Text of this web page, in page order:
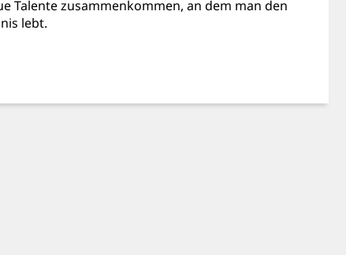
Talente zusammenkommen, an dem man den
lebt.